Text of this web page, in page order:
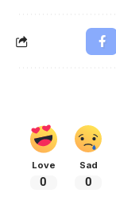
Love
0
Sad
0